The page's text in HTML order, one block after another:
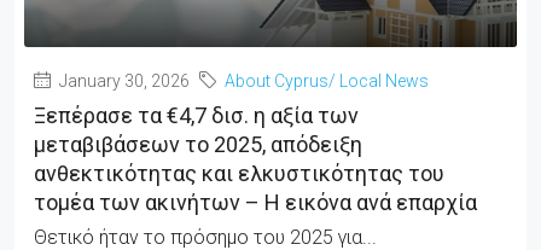
January 30, 2026 About Cyprus/ Local News
Ξεπέρασε τα €4,7 δισ. η αξία των
μεταβιβάσεων το 2025, απόδειξη
ανθεκτικότητας και ελκυστικότητας του
τομέα των ακινήτων – Η εικόνα ανά επαρχία
Θετικό ήταν το πρόσημο του 2025 για...